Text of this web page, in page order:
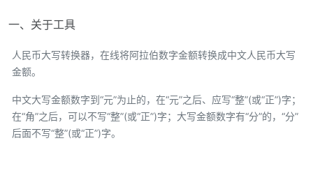
一、关于工具
人民币大写转换器，在线将阿拉伯数字金额转换成中文人民币大写
金额。
中文大写金额数字到“元”为止的，在“元”之后、应写“整”(或“正”)字；
在“角”之后，可以不写“整”(或“正”)字；大写金额数字有“分”的，“分”
后面不写“整”(或“正”)字。